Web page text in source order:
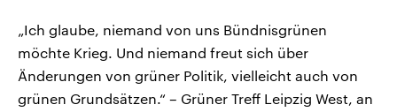
„Ich glaube, niemand von uns Bündnisgrünen
möchte Krieg. Und niemand freut sich über
Änderungen von grüner Politik, vielleicht auch von
grünen Grundsätzen.“ – Grüner Treff Leipzig West, an